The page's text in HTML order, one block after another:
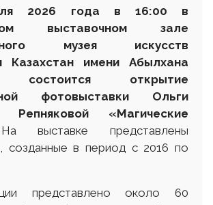
2026 года в 16:00 в
выставочном зале
музея искусств
Казахстан имени Абылхана
состоится открытие
фотовыставки Ольги
Репняковой «Магические
выставке представлены
созданные в период с 2016 по
представлено около 60